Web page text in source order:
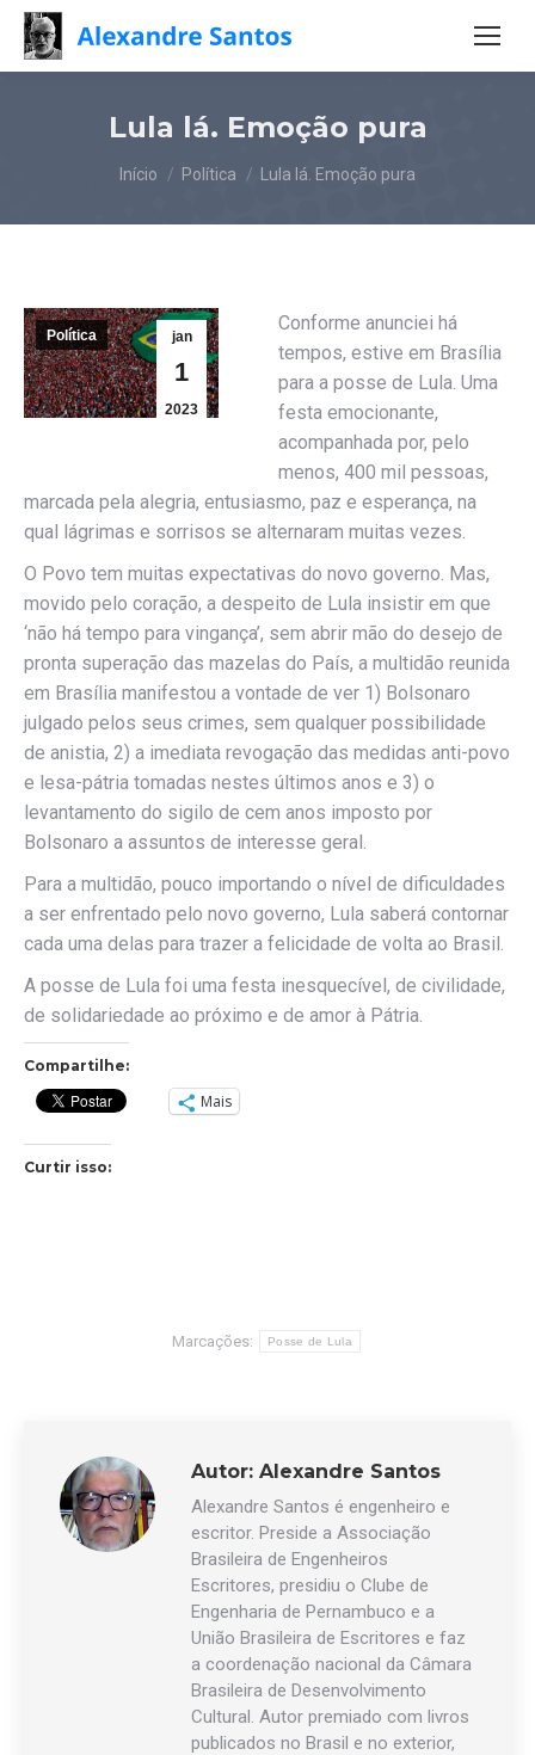
Lula lá. Emoção pura
Você está aqui:
Início Política Lula lá. Emoção pura
jan
1
2023
Política
Conforme anunciei há
tempos, estive em Brasília
para a posse de Lula. Uma
festa emocionante,
acompanhada por, pelo
menos, 400 mil pessoas,
marcada pela alegria, entusiasmo, paz e esperança, na
qual lágrimas e sorrisos se alternaram muitas vezes.
O Povo tem muitas expectativas do novo governo. Mas,
movido pelo coração, a despeito de Lula insistir em que
‘não há tempo para vingança’, sem abrir mão do desejo de
pronta superação das mazelas do País, a multidão reunida
em Brasília manifestou a vontade de ver 1) Bolsonaro
julgado pelos seus crimes, sem qualquer possibilidade
de anistia, 2) a imediata revogação das medidas anti-povo
e lesa-pátria tomadas nestes últimos anos e 3) o
levantamento do sigilo de cem anos imposto por
Bolsonaro a assuntos de interesse geral.
Para a multidão, pouco importando o nível de dificuldades
a ser enfrentado pelo novo governo, Lula saberá contornar
cada uma delas para trazer a felicidade de volta ao Brasil.
A posse de Lula foi uma festa inesquecível, de civilidade,
de solidariedade ao próximo e de amor à Pátria.
Compartilhe:
Mais
Curtir isso:
Marcações: Posse de Lula
Autor: Alexandre Santos
Alexandre Santos é engenheiro e
escritor. Preside a Associação
Brasileira de Engenheiros
Escritores, presidiu o Clube de
Engenharia de Pernambuco e a
União Brasileira de Escritores e faz
a coordenação nacional da Câmara
Brasileira de Desenvolvimento
Cultural. Autor premiado com livros
publicados no Brasil e no exterior,